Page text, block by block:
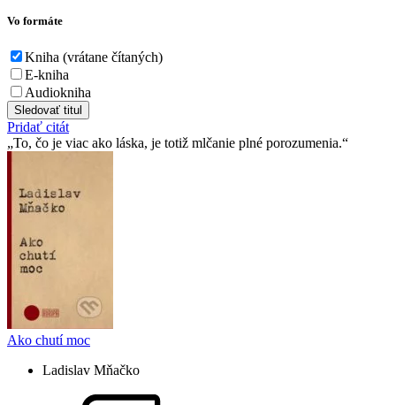
Vo formáte
Kniha (vrátane čítaných)
E-kniha
Audiokniha
Sledovať titul
Pridať citát
To, čo je viac ako láska, je totiž mlčanie plné porozumenia.
Ako chutí moc
Ladislav Mňačko